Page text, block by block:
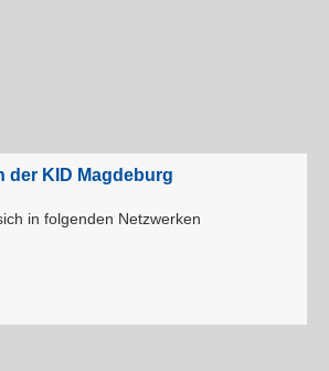
der KID Magdeburg
in folgenden Netzwerken